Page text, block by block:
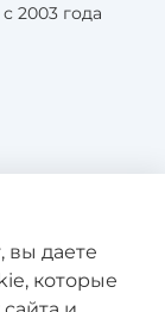
2003 года
вы даете
которые